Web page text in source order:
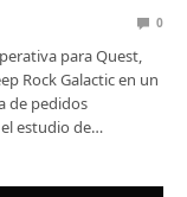
0
para Quest,
Rock Galactic en un
de pedidos
estudio de…